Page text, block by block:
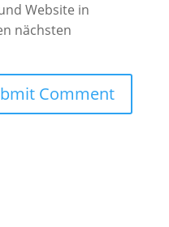
Website in
nächsten